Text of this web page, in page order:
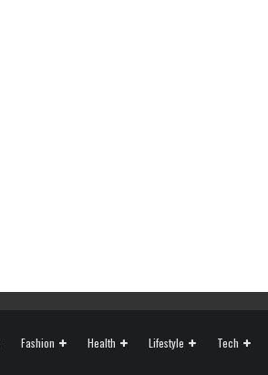
Fashion Health Lifestyle Tech